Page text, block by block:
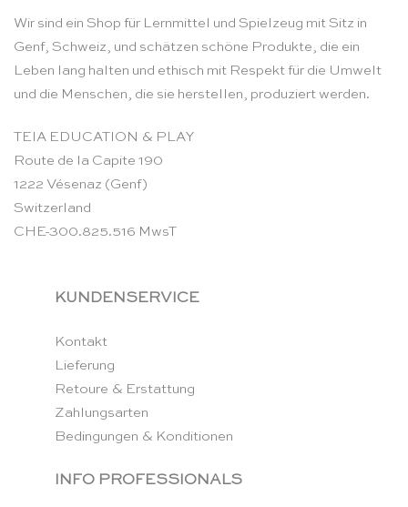
Wir sind ein Shop für Lernmittel und Spielzeug mit Sitz in
Genf, Schweiz, und schätzen schöne Produkte, die ein
Leben lang halten und ethisch mit Respekt für die Umwelt
und die Menschen, die sie herstellen, produziert werden.
TEIA EDUCATION & PLAY
Route de la Capite 190
1222 Vésenaz (Genf)
Switzerland
CHE-300.825.516 MwsT
KUNDENSERVICE
Kontakt
Lieferung
Retoure & Erstattung
Zahlungsarten
Bedingungen & Konditionen
INFO PROFESSIONALS